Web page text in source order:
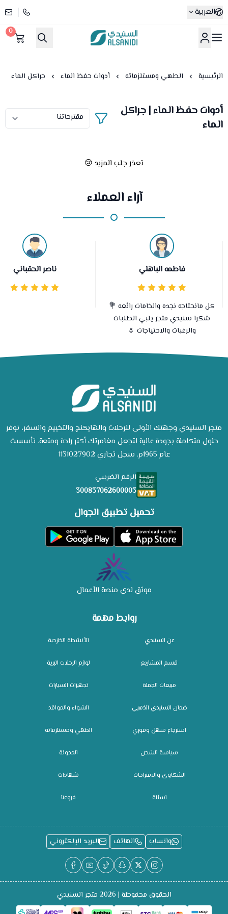
العربية
متجر السنيدي
0
الرئيسية الطهي ومستلزماته أدوات حفظ الماء جراكل الماء
أدوات حفظ الماء | جراكل
الماء
تعذر جلب المزيد 😢
آراء العملاء
فاطمه الباهلي
كل مانحتاجه نجده والخامات رائعه 💐
شكرا سنيدي متجر يلبي الطلبات
والرغبات والاحتياجات 🌷
ناصر الحقباني
روابط مهمة
عن السنيدي
قسم المشاريع
مبيعات الجملة
ضمان السنيدي الذهبي
استرجاع سهل وفوري
سياسة الشحن
الشكاوى والاقتراحات
اسئلة
الأنشطة الخارجية
لوازم الرحلات البرية
تجهيزات السيارات
الشواء والمواقد
الطهي ومستلزماته
المدونة
شهادات
فروعنا
متجر السنيدي وجهتك الأولى للرحلات والهايكنج والتخييم والسفر، نوفر
حلول متكاملة بجودة عالية لتجعل مغامرتك أكثر راحة ومتعة. تأسست
عام 1965م. سجل تجاري 1131027902
الرقم الضريبي
300837062600003
تحميل تطبيق الجوال
موثق لدى منصة الأعمال
واتساب الهاتف البريد الإلكتروني
الحقوق محفوظة | 2026 متجر السنيدي